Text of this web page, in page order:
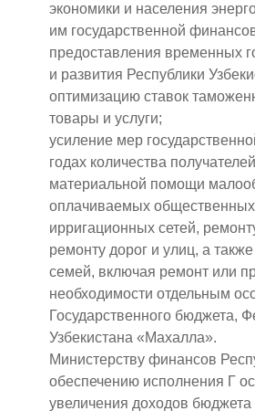
экономики и населения
им государственной
предоставления временных
и развития Республики
оптимизацию ставок
товары и услуги;
усиление мер
годах количества
материальной помощи
оплачиваемых общественных
ирригационных сетей,
ремонту дорог и улиц, а
семей, включая ремонт или
необходимости отдельным
Государственного бюджета,
Узбекистана «Махалла».
Министерству финансов
обеспечению исполнения Г
увеличения доходов